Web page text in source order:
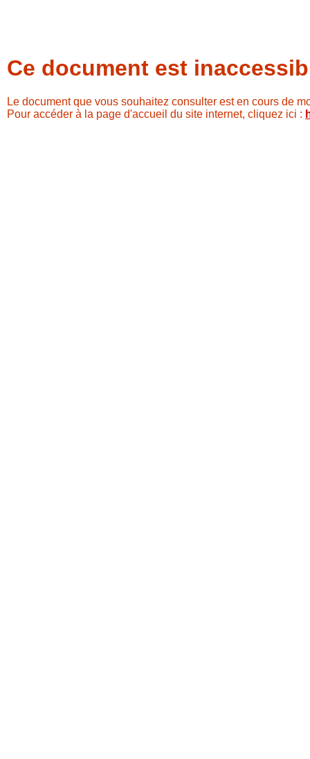
Ce document est
Le document que vous souhaitez consulter est en cours de
Pour accéder à la page d'accueil du site internet, cliquez ici :